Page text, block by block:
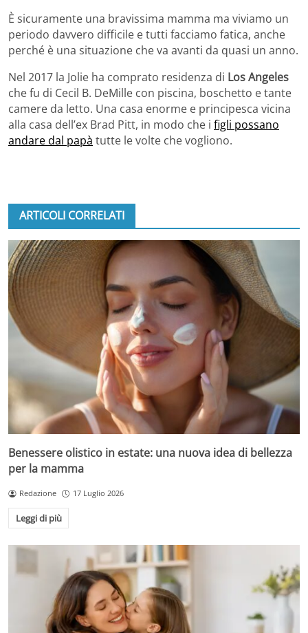
È sicuramente una bravissima mamma ma viviamo un
periodo davvero difficile e tutti facciamo fatica, anche
perché è una situazione che va avanti da quasi un anno.
Nel 2017 la Jolie ha comprato residenza di Los Angeles
che fu di Cecil B. DeMille con piscina, boschetto e tante
camere da letto. Una casa enorme e principesca vicina
alla casa dell’ex Brad Pitt, in modo che i figli possano
andare dal papà tutte le volte che vogliono.
ARTICOLI CORRELATI
Benessere olistico in estate: una nuova idea di bellezza
per la mamma
Redazione 17 Luglio 2026
Leggi di più